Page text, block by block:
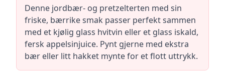
Denne jordbær- og pretzelterten med sin
friske, bærrike smak passer perfekt sammen
med et kjølig glass hvitvin eller et glass iskald,
fersk appelsinjuice. Pynt gjerne med ekstra
bær eller litt hakket mynte for et flott uttrykk.